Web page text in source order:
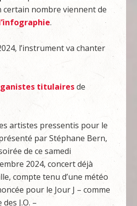
certain nombre viennent de
.
l’instrument va chanter
titulairesde
artistes pressentis pour le
par Stéphane Bern,
de ce samedi
2024, concert déjà
compte tenu d’une météo
pour le Jour J – comme
J.O. –